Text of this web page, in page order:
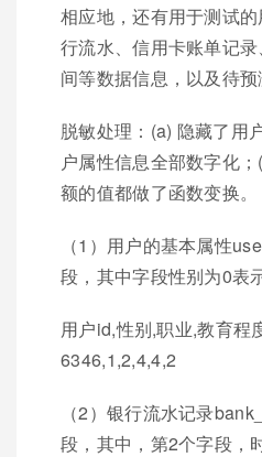
相应地，还有用于测试
行流水、信用卡账单记
间等数据信息，以及待预
脱敏处理：(a) 隐藏了用
户属性信息全部数字化
额的值都做了函数变换。
（1）用户的基本属性
段，其中字段性别为0表
用户id,性别,职业,教育程
6346,1,2,4,4,2
（2）银行流水记录
段，其中，第2个字段，